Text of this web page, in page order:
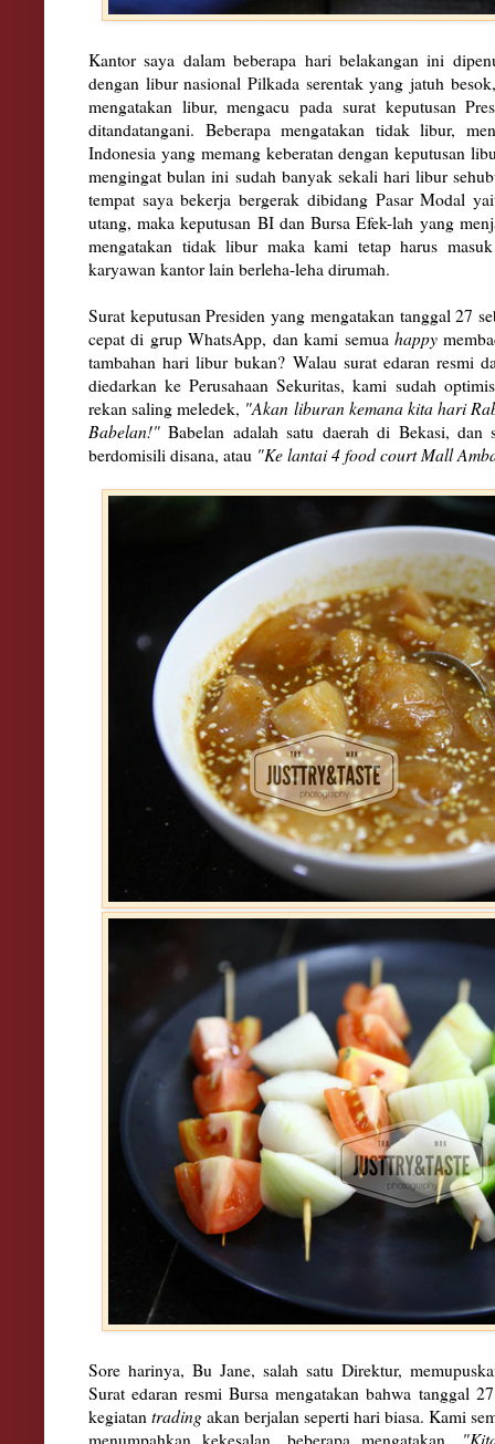
Kantor saya dalam beberapa hari belakangan ini
dengan libur nasional Pilkada serentak yang jatuh
mengatakan libur, mengacu pada surat keputusan
ditandatangani. Beberapa mengatakan tidak libur,
Indonesia yang memang keberatan dengan keputusan
mengingat bulan ini sudah banyak sekali hari libur
tempat saya bekerja bergerak dibidang Pasar Modal
utang, maka keputusan BI dan Bursa Efek-lah yang
mengatakan tidak libur maka kami tetap harus
karyawan kantor lain berleha-leha dirumah.
Surat keputusan Presiden yang mengatakan tanggal 27
cepat di grup WhatsApp, dan kami semua happy
tambahan hari libur bukan? Walau surat edaran resmi
diedarkan ke Perusahaan Sekuritas, kami sudah
rekan saling meledek, "Akan liburan kemana kita hari
Babelan!" Babelan adalah satu daerah di Bekasi, dan
berdomisili disana, atau "Ke lantai 4 food court Mall
Sore harinya, Bu Jane, salah satu Direktur,
Surat edaran resmi Bursa mengatakan bahwa tanggal
kegiatan tradingakan berjalan seperti hari biasa. Kami
menumpahkan kekesalan, beberapa mengatakan,